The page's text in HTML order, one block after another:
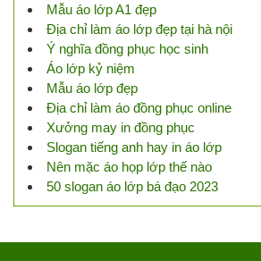
Mẫu áo lớp A1 đẹp
Địa chỉ làm áo lớp đẹp tại hà nội
Ý nghĩa đồng phục học sinh
Áo lớp kỷ niệm
Mẫu áo lớp đẹp
Địa chỉ làm áo đồng phục online
Xưởng may in đồng phục
Slogan tiếng anh hay in áo lớp
Nên mặc áo họp lớp thế nào
50 slogan áo lớp bá đạo 2023